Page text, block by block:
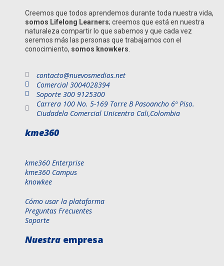
Creemos que todos aprendemos durante toda nuestra vida,
somos Lifelong Learners; creemos que está en nuestra
naturaleza compartir lo que sabemos y que cada vez
seremos más las personas que trabajamos con el
conocimiento, somos knowkers
contacto@nuevosmedios.net
Comercial 3004028394
Soporte 300 9125300
Carrera 100 No. 5-169 Torre B Pasoancho 6º Piso.
Ciudadela Comercial Unicentro Cali,Colombia
kme360
kme360 Enterprise
kme360 Campus
knowkee
Cómo usar la plataforma
Preguntas Frecuentes
Soporte
Nuestra empresa